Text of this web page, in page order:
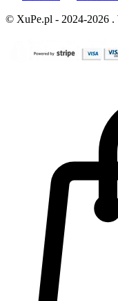
© XuPe.pl - 2024-2026 .